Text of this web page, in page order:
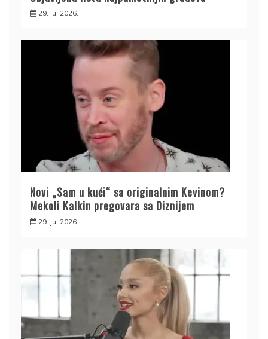
29. jul 2026.
Novi „Sam u kući“ sa originalnim Kevinom?
Mekoli Kalkin pregovara sa Diznijem
29. jul 2026.